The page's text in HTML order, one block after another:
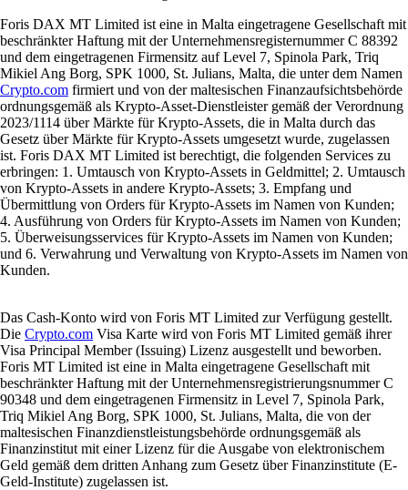
Foris DAX MT Limited ist eine in Malta eingetragene Gesellschaft mit
beschränkter Haftung mit der Unternehmensregisternummer C 88392
und dem eingetragenen Firmensitz auf Level 7, Spinola Park, Triq
Mikiel Ang Borg, SPK 1000, St. Julians, Malta, die unter dem Namen
Crypto.com firmiert und von der maltesischen Finanzaufsichtsbehörde
ordnungsgemäß als Krypto-Asset-Dienstleister gemäß der Verordnung
2023/1114 über Märkte für Krypto-Assets, die in Malta durch das
Gesetz über Märkte für Krypto-Assets umgesetzt wurde, zugelassen
ist. Foris DAX MT Limited ist berechtigt, die folgenden Services zu
erbringen: 1. Umtausch von Krypto-Assets in Geldmittel; 2. Umtausch
von Krypto-Assets in andere Krypto-Assets; 3. Empfang und
Übermittlung von Orders für Krypto-Assets im Namen von Kunden;
4. Ausführung von Orders für Krypto-Assets im Namen von Kunden;
5. Überweisungsservices für Krypto-Assets im Namen von Kunden;
und 6. Verwahrung und Verwaltung von Krypto-Assets im Namen von
Kunden.
Das Cash-Konto wird von Foris MT Limited zur Verfügung gestellt.
Die Crypto.com Visa Karte wird von Foris MT Limited gemäß ihrer
Visa Principal Member (Issuing) Lizenz ausgestellt und beworben.
Foris MT Limited ist eine in Malta eingetragene Gesellschaft mit
beschränkter Haftung mit der Unternehmensregistrierungsnummer C
90348 und dem eingetragenen Firmensitz in Level 7, Spinola Park,
Triq Mikiel Ang Borg, SPK 1000, St. Julians, Malta, die von der
maltesischen Finanzdienstleistungsbehörde ordnungsgemäß als
Finanzinstitut mit einer Lizenz für die Ausgabe von elektronischem
Geld gemäß dem dritten Anhang zum Gesetz über Finanzinstitute (E-
Geld-Institute) zugelassen ist.